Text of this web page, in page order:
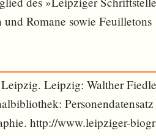
und Romane sowie Feuilletons
Leipzig: Walther
http://www.leipziger-